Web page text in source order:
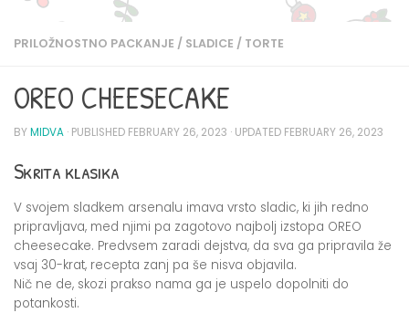
PRILOŽNOSTNO PACKANJE / SLADICE / TORTE
OREO CHEESECAKE
BYMIDVA · PUBLISHED FEBRUARY 26, 2023 · UPDATED FEBRUARY 26, 2023
Skrita klasika
V svojem sladkem arsenalu imava vrsto sladic, ki jih redno
pripravljava, med njimi pa zagotovo najbolj izstopa OREO
cheesecake. Predvsem zaradi dejstva, da sva ga pripravila že
vsaj 30-krat, recepta zanj pa še nisva objavila.
Nič ne de, skozi prakso nama ga je uspelo dopolniti do
potankosti.